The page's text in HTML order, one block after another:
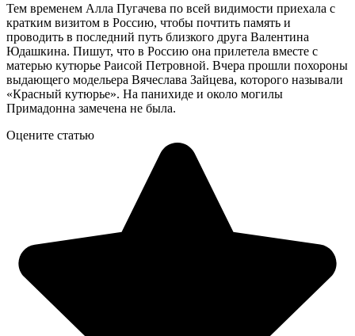
Тем временем Алла Пугачева по всей видимости приехала с
кратким визитом в Россию, чтобы почтить память и
проводить в последний путь близкого друга Валентина
Юдашкина. Пишут, что в Россию она прилетела вместе с
матерью кутюрье Раисой Петровной. Вчера прошли похороны
выдающего модельера Вячеслава Зайцева, которого называли
«Красный кутюрье». На панихиде и около могилы
Примадонна замечена не была.
Оцените статью